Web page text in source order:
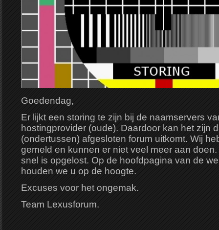
Goedendag,
Er lijkt een storing te zijn bij de naamservers
hostingprovider (oude). Daardoor kan het zijn
(ondertussen) afgesloten forum uitkomt. Wij
gemeld en kunnen er niet veel meer aan
snel is opgelost. Op de hoofdpagina van de
houden we u op de hoogte.
Excuses voor het ongemak.
Team Lexusforum.